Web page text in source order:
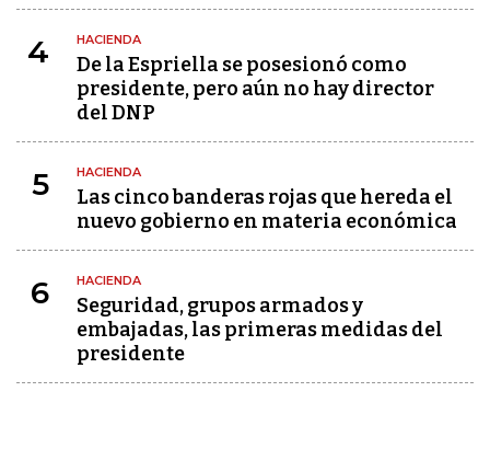
4 HACIENDA
De la Espriella se posesionó como
presidente, pero aún no hay director
del DNP
5 HACIENDA
Las cinco banderas rojas que hereda el
nuevo gobierno en materia económica
6 HACIENDA
Seguridad, grupos armados y
embajadas, las primeras medidas del
presidente